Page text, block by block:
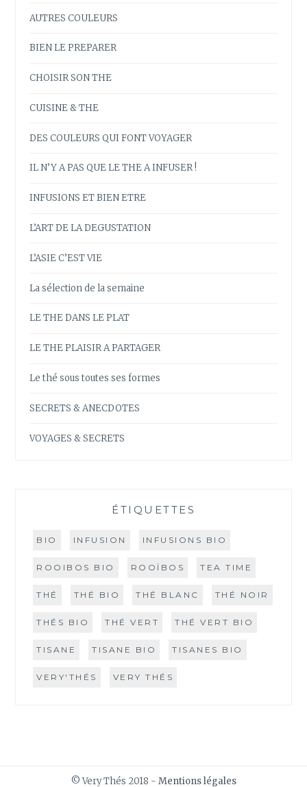
AUTRES COULEURS
BIEN LE PREPARER
CHOISIR SON THE
CUISINE & THE
DES COULEURS QUI FONT VOYAGER
IL N’Y A PAS QUE LE THE A INFUSER !
INFUSIONS ET BIEN ETRE
L’ART DE LA DEGUSTATION
L’ASIE C’EST VIE
La sélection de la semaine
LE THE DANS LE PLAT
LE THE PLAISIR A PARTAGER
Le thé sous toutes ses formes
SECRETS & ANECDOTES
VOYAGES & SECRETS
ÉTIQUETTES
BIO INFUSION INFUSIONS BIO
ROOIBOS BIO ROOÏBOS TEA TIME
THÉ THÉ BIO THÉ BLANC THÉ NOIR
THÉS BIO THÉ VERT THÉ VERT BIO
TISANE TISANE BIO TISANES BIO
VERY'THÉS VERY THÉS
© Very Thés 2018 - Mentions légales